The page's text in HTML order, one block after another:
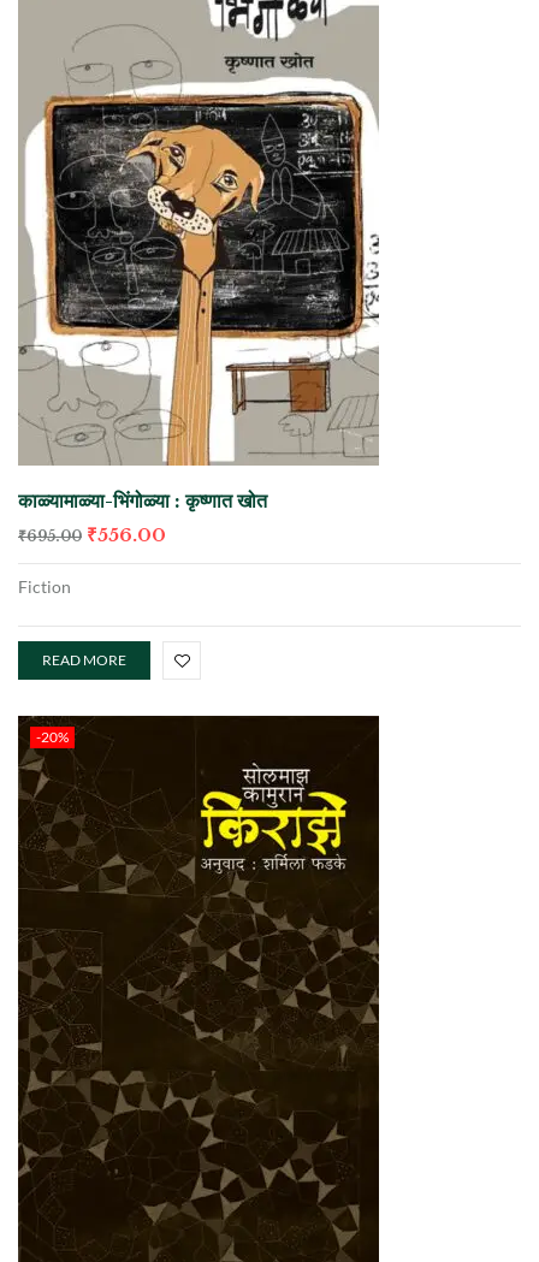
काळ्यामाळ्या-भिंगोळ्या : कृष्णात खोत
₹695.00 ₹556.00
Fiction
READ MORE
-20%